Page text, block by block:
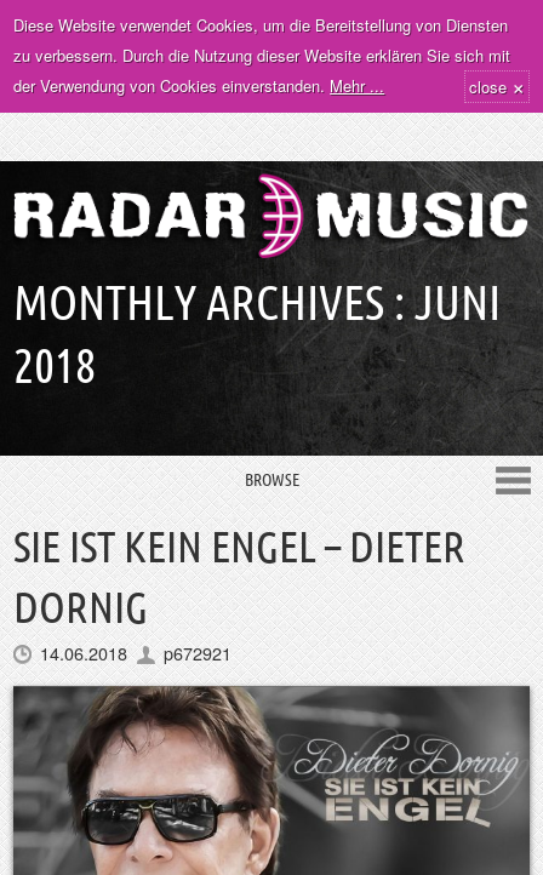
Diese Website verwendet Cookies, um die Bereitstellung von Diensten
zu verbessern. Durch die Nutzung dieser Website erklären Sie sich mit
der Verwendung von Cookies einverstanden. Mehr ... close ×
MONTHLY ARCHIVES :JUNI
2018
BROWSE
SIE IST KEIN ENGEL – DIETER
DORNIG
14.06.2018 p672921